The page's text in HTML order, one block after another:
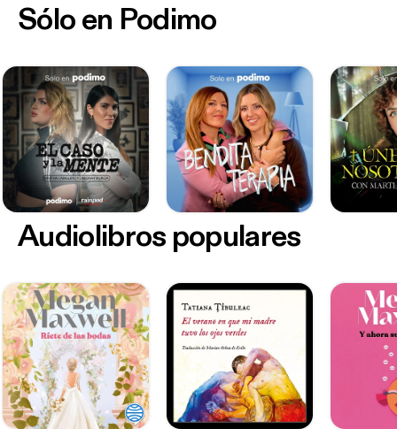
Sólo en Podimo
Audiolibros populares